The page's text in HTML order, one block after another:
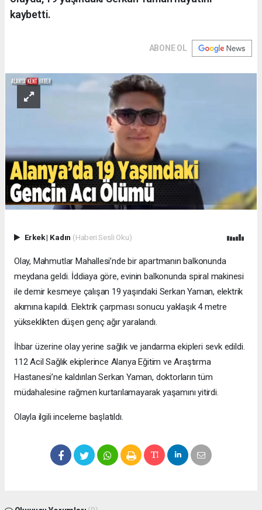
kaybetti.
ABONE OL
Erkek| Kadın (Haberi Sesli Oku)
Olay, Mahmutlar Mahallesi’nde bir apartmanın balkonunda
meydana geldi. İddiaya göre, evinin balkonunda spiral makinesi
ile demir kesmeye çalışan 19 yaşındaki Serkan Yaman, elektrik
akımına kapıldı. Elektrik çarpması sonucu yaklaşık 4 metre
yükseklikten düşen genç ağır yaralandı.
İhbar üzerine olay yerine sağlık ve jandarma ekipleri sevk edildi.
112 Acil Sağlık ekiplerince Alanya Eğitim ve Araştırma
Hastanesi’ne kaldırılan Serkan Yaman, doktorların tüm
müdahalesine rağmen kurtarılamayarak yaşamını yitirdi.
Olayla ilgili inceleme başlatıldı.